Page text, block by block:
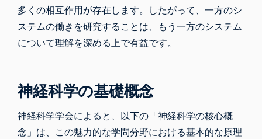
多くの相互作用が存在します。したがって、一方のシ
ステムの働きを研究することは、もう一方のシステム
について理解を深める上で有益です。
神経科学の基礎概念
神経科学学会によると、以下の「神経科学の核心概
念」は、この魅力的な学問分野における基本的な原理